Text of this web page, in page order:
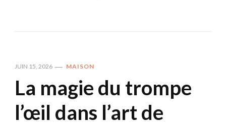
JUIN 15, 2026 MAISON
La magie du trompe
l’œil dans l’art de